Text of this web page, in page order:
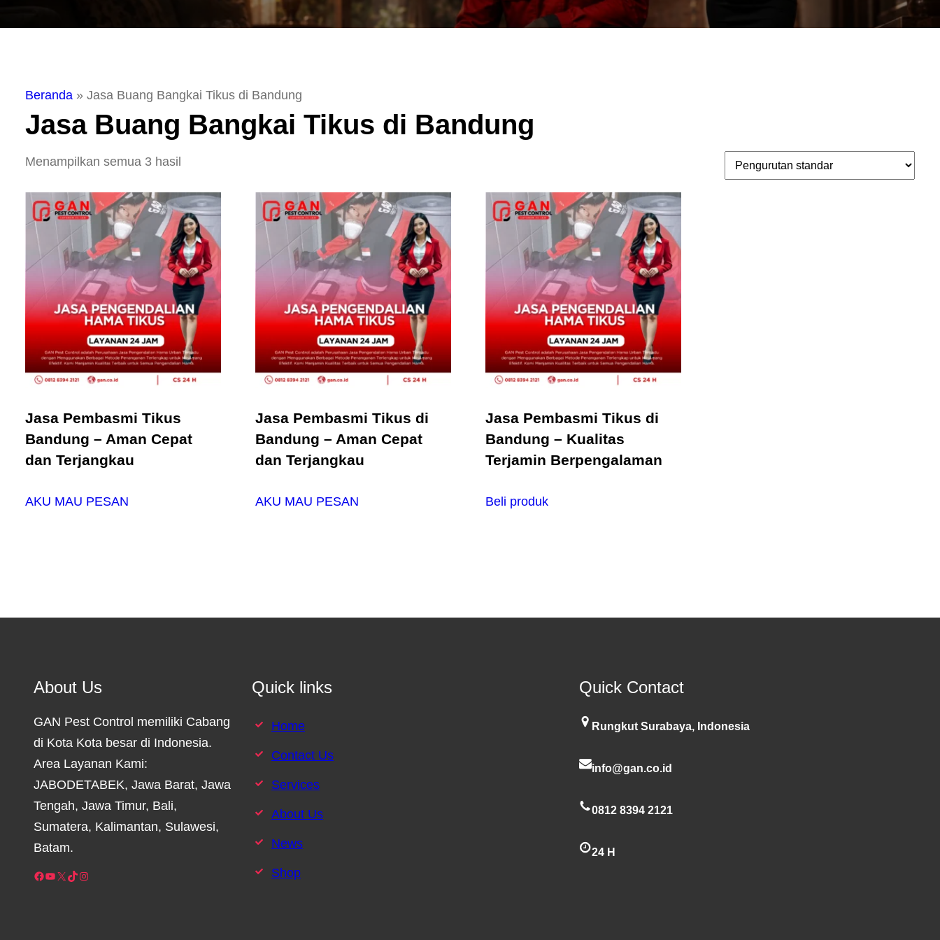
Beranda » Jasa Buang Bangkai Tikus di Bandung
Jasa Buang Bangkai Tikus di Bandung
Menampilkan semua 3 hasil
Jasa Pembasmi Tikus
Bandung – Aman Cepat
dan Terjangkau
AKU MAU PESAN
Jasa Pembasmi Tikus di
Bandung – Aman Cepat
dan Terjangkau
AKU MAU PESAN
Jasa Pembasmi Tikus di
Bandung – Kualitas
Terjamin Berpengalaman
Beli produk
About Us
GAN Pest Control memiliki Cabang
di Kota Kota besar di Indonesia.
Area Layanan Kami:
JABODETABEK, Jawa Barat, Jawa
Tengah, Jawa Timur, Bali,
Sumatera, Kalimantan, Sulawesi,
Batam.
Facebook YouTube X TikTok Instagram
Quick links
Home
Contact Us
Services
About Us
News
Shop
Quick Contact
Rungkut Surabaya, Indonesia
info@gan.co.id
0812 8394 2121
24 H